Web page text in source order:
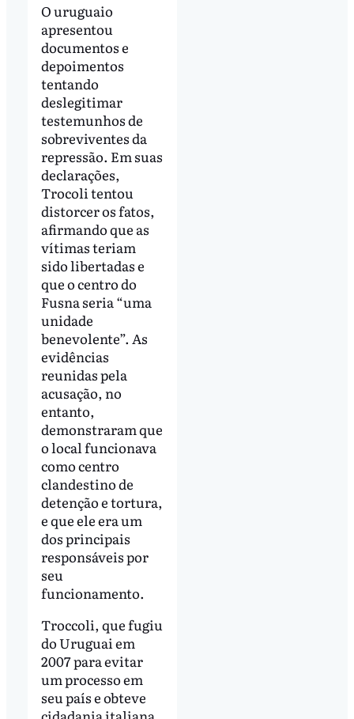
O uruguaio
apresentou
documentos e
depoimentos
tentando
deslegitimar
testemunhos de
sobreviventes da
repressão. Em suas
declarações,
Trocoli tentou
distorcer os fatos,
afirmando que as
vítimas teriam
sido libertadas e
que o centro do
Fusna seria “uma
unidade
benevolente”. As
evidências
reunidas pela
acusação, no
entanto,
demonstraram que
o local funcionava
como centro
clandestino de
detenção e tortura,
e que ele era um
dos principais
responsáveis por
seu
funcionamento.
Troccoli, que fugiu
do Uruguai em
2007 para evitar
um processo em
seu país e obteve